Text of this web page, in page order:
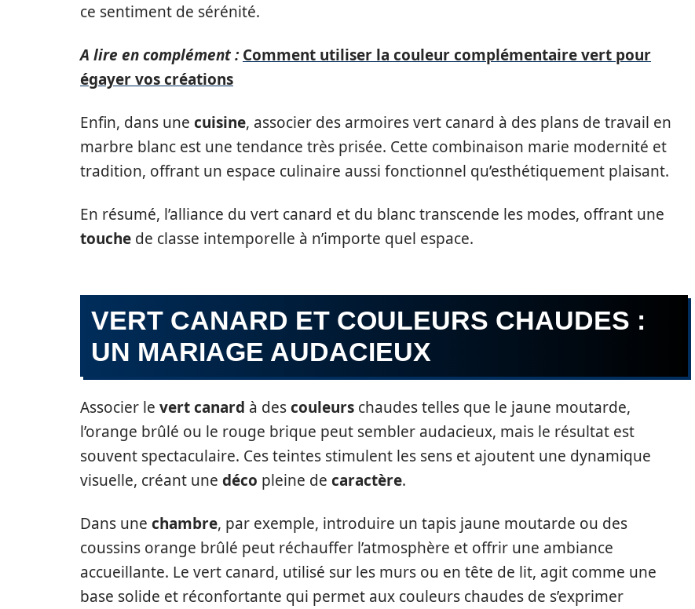
ce sentiment de sérénité.
A lire en complément : Comment utiliser la couleur complémentaire vert pour
égayer vos créations
Enfin, dans une cuisine, associer des armoires vert canard à des plans de travail en
marbre blanc est une tendance très prisée. Cette combinaison marie modernité et
tradition, offrant un espace culinaire aussi fonctionnel qu’esthétiquement plaisant.
En résumé, l’alliance du vert canard et du blanc transcende les modes, offrant une
touche de classe intemporelle à n’importe quel espace.
VERT CANARD ET COULEURS CHAUDES :
UN MARIAGE AUDACIEUX
Associer le vert canard à descouleurs chaudes telles que le jaune moutarde,
l’orange brûlé ou le rouge brique peut sembler audacieux, mais le résultat est
souvent spectaculaire. Ces teintes stimulent les sens et ajoutent une dynamique
visuelle, créant une déco pleine de caractère.
Dans une chambre, par exemple, introduire un tapis jaune moutarde ou des
coussins orange brûlé peut réchauffer l’atmosphère et offrir une ambiance
accueillante. Le vert canard, utilisé sur les murs ou en tête de lit, agit comme une
base solide et réconfortante qui permet aux couleurs chaudes de s’exprimer